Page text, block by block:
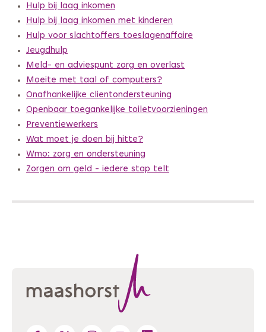
Hulp bij laag inkomen
Hulp bij laag inkomen met kinderen
Hulp voor slachtoffers toeslagenaffaire
Jeugdhulp
Meld- en adviespunt zorg en overlast
Moeite met taal of computers?
Onafhankelijke clientondersteuning
Openbaar toegankelijke toiletvoorzieningen
Preventiewerkers
Wat moet je doen bij hitte?
Wmo: zorg en ondersteuning
Zorgen om geld - iedere stap telt